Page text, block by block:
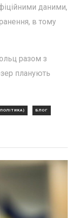
даними,
в тому
разом з
планують
БЛОГ